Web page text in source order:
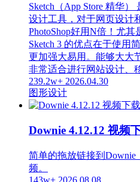
Sketch（App Store 精华
设计工具，对于网页设计
PhotoShop好用N倍！尤其
Sketch 3 的优点在于使用
更加强大易用。能够大大
非常适合进行网站设计、
239.2w+ 2026.04.30
图形设计
Downie 4.12.12 视频
简单的拖放链接到
频。
143w+ 2026.08.08